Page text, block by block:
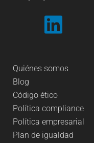
Quiénes somos
Blog
Código ético
Política compliance
Política empresarial
Plan de igualdad